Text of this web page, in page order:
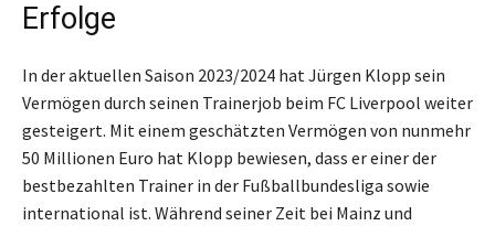
Erfolge
In der aktuellen Saison 2023/2024 hat Jürgen Klopp sein
Vermögen durch seinen Trainerjob beim FC Liverpool weiter
gesteigert. Mit einem geschätzten Vermögen von nunmehr
50 Millionen Euro hat Klopp bewiesen, dass er einer der
bestbezahlten Trainer in der Fußballbundesliga sowie
international ist. Während seiner Zeit bei Mainz und